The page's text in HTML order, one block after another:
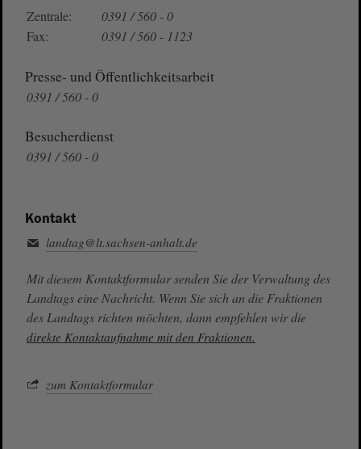
Zentrale:
0391 / 560 - 0
Fax:
0391 / 560 - 1123
Presse- und Öffentlichkeitsarbeit
0391 / 560 - 0
Besucherdienst
0391 / 560 - 0
Kontakt
landtag@lt.sachsen-anhalt.de
Mit diesem Kontaktformular senden Sie der Verwaltung des
Landtags eine Nachricht. Wenn Sie sich an die Fraktionen
des Landtags richten möchten, dann empfehlen wir die
direkte Kontaktaufnahme mit den Fraktionen.
zum Kontaktformular